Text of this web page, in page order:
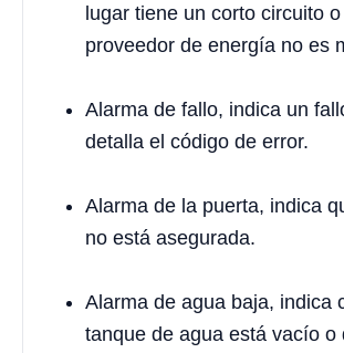
lugar tiene un corto circuito o
proveedor de energía no es
Alarma de fallo, indica un
detalla el código de error.
Alarma de la puerta, indica
no está asegurada.
Alarma de agua baja, indica
tanque de agua está vacío o